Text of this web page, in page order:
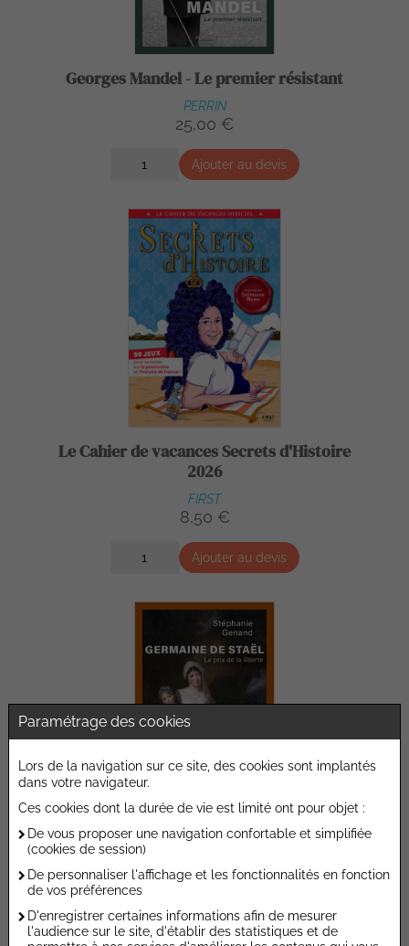
Georges Mandel - Le premier résistant
PERRIN
25,00 €
Ajouter au devis
Le Cahier de vacances Secrets d'Histoire
2026
FIRST
8,50 €
Ajouter au devis
Germaine de Staël
PERRIN
Ajouter au devis
Paramétrage des cookies
Lors de la navigation sur ce site, des cookies sont implantés
dans votre navigateur.
Ces cookies dont la durée de vie est limité ont pour objet :
De vous proposer une navigation confortable et simplifiée
(cookies de session)
De personnaliser l'affichage et les fonctionnalités en fonction
de vos préférences
D'enregistrer certaines informations afin de mesurer
l'audience sur le site, d'établir des statistiques et de